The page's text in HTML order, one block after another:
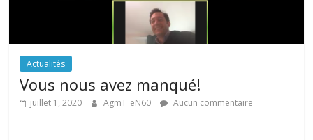
Actualités
Vous nous avez manqué!
juillet 1, 2020 AgmT_eN60 Aucun commentaire